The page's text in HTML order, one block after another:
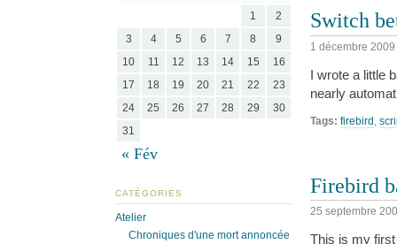
Switch
1 décembre 2009
I wrote a little
nearly
Tags: firebird ,
Firebird
25 septembre
This is my
« Fév
1
2
3
4 5 6 7 8
9
10
11 12 13 14 15
16
17
18 19 20 21 22
23
24
25 26 27 28 29
30
31
CATÉGORIES
Atelier
Chroniques d'une mort annoncée